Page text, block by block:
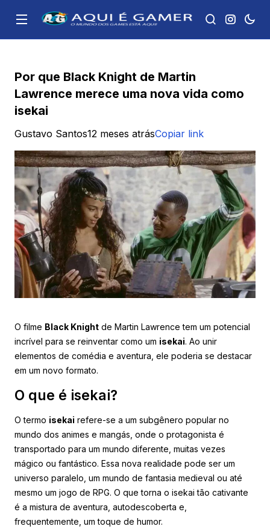
Por que Black Knight de Martin
Lawrence merece uma nova vida como
isekai
Gustavo Santos12 meses atrásCopiar link
O filme Black Knight de Martin Lawrence tem um potencial
incrível para se reinventar como um isekai. Ao unir
elementos de comédia e aventura, ele poderia se destacar
em um novo formato.
O que é isekai?
O termo isekai refere-se a um subgênero popular no
mundo dos animes e mangás, onde o protagonista é
transportado para um mundo diferente, muitas vezes
mágico ou fantástico. Essa nova realidade pode ser um
universo paralelo, um mundo de fantasia medieval ou até
mesmo um jogo de RPG. O que torna o isekai tão cativante
é a mistura de aventura, autodescoberta e,
frequentemente, um toque de humor.